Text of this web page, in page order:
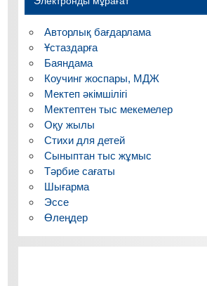
Авторлық бағдарлама
Ұстаздарға
Баяндама
Коучинг жоспары, МДЖ
Мектеп әкімшілігі
Мектептен тыс мекемелер
Оқу жылы
Стихи для детей
Сыныптан тыс жұмыс
Тәрбие сағаты
Шығарма
Эссе
Өлеңдер